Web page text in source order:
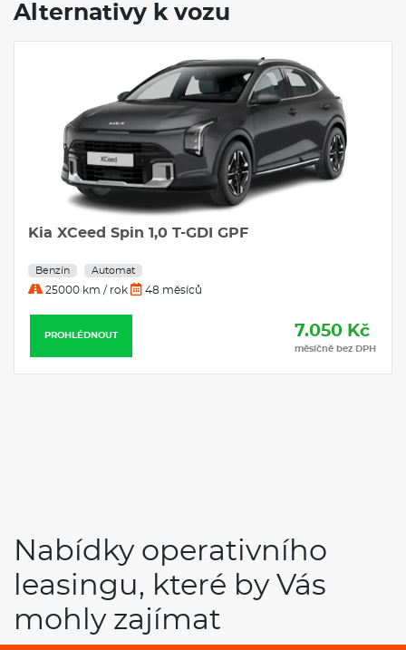
Alternativy k vozu
Kia XCeed Spin 1,0 T-GDI GPF
Benzín Automat
25000 km / rok 48 měsíců
PROHLÉDNOUT 7.050 Kč
měsíčně bez DPH
Nabídky operativního
leasingu, které by Vás
mohly zajímat